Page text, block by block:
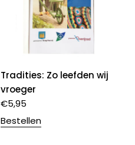
Tradities: Zo leefden wij
vroeger
€5,95
Bestellen